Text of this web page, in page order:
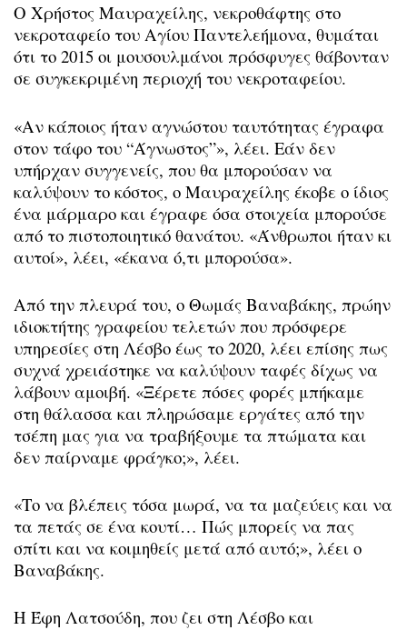
Ο Χρήστος Μαυραχείλης, νεκροθάφτης στο
νεκροταφείο του Αγίου Παντελεήμονα, θυμάται
ότι το 2015 οι μουσουλμάνοι πρόσφυγες θάβονταν
σε συγκεκριμένη περιοχή του νεκροταφείου.
«Αν κάποιος ήταν αγνώστου ταυτότητας έγραφα
στον τάφο του “Άγνωστος”», λέει. Εάν δεν
υπήρχαν συγγενείς, που θα μπορούσαν να
καλύψουν το κόστος, ο Μαυραχείλης έκοβε ο ίδιος
ένα μάρμαρο και έγραφε όσα στοιχεία μπορούσε
από το πιστοποιητικό θανάτου. «Άνθρωποι ήταν κι
αυτοί», λέει, «έκανα ό,τι μπορούσα».
Από την πλευρά του, ο Θωμάς Βαναβάκης, πρώην
ιδιοκτήτης γραφείου τελετών που πρόσφερε
υπηρεσίες στη Λέσβο έως το 2020, λέει επίσης πως
συχνά χρειάστηκε να καλύψουν ταφές δίχως να
λάβουν αμοιβή. «Ξέρετε πόσες φορές μπήκαμε
στη θάλασσα και πληρώσαμε εργάτες από την
τσέπη μας για να τραβήξουμε τα πτώματα και
δεν παίρναμε φράγκο;», λέει.
«Το να βλέπεις τόσα μωρά, να τα μαζεύεις και να
τα πετάς σε ένα κουτί… Πώς μπορείς να πας
σπίτι και να κοιμηθείς μετά από αυτό;», λέει ο
Βαναβάκης.
Η Έφη Λατσούδη, που ζει στη Λέσβο και